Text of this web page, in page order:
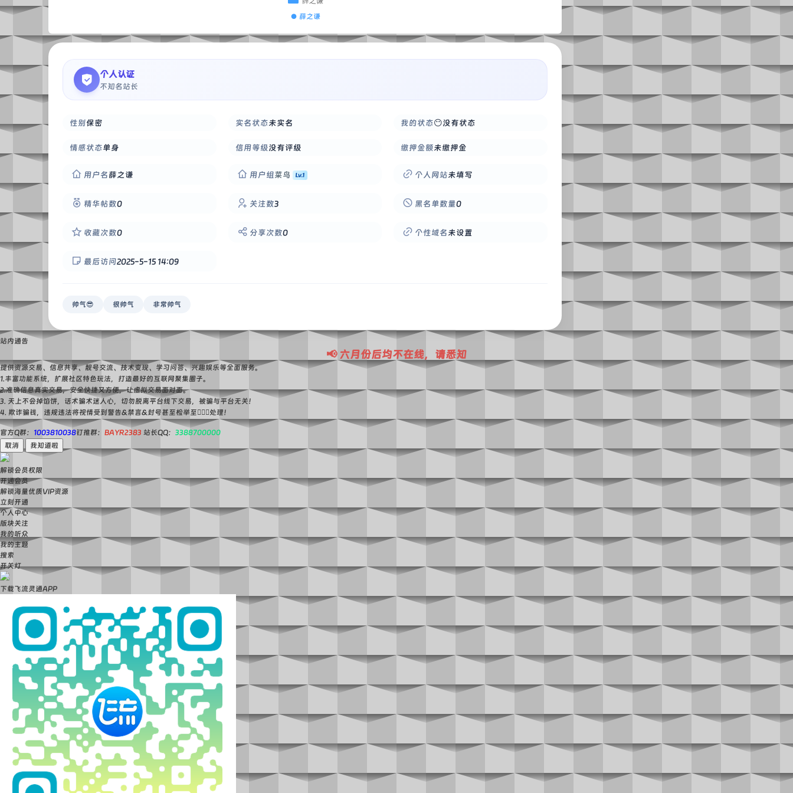
● 薛之谦
个人认证
不知名站长
性别保密 实名状态未实名 我的状态😶没有状态
情感状态单身 信用等级没有评级 缴押金额未缴押金
用户名薛之谦 用户组菜鸟 个人网站未填写
精华帖数0 关注数3 黑名单数量0
收藏次数0 分享次数0 个性域名未设置
最后访问2025-5-15 14:09
帅气😎 很帅气 非常帅气
站内通告
📢 六月份后均不在线，请悉知
提供资源交易、信息共享、靓号交流、技术变现、学习问答、兴趣娱乐等全面服务。
1.丰富功能系统，扩展社区特色玩法，打造最好的互联网聚集圈子。
2.准确信息真实交易，安全快捷又方便，让虚拟交易面对面。
3. 天上不会掉馅饼，话术骗术迷人心，切勿脱离平台线下交易，被骗与平台无关！
4. 欺诈骗钱，违规违法将视情受到警告&禁言&封号甚至检举至👮🏻‍♀️处理！
官方Q群： 1003810038钉推群： BAYR2383 站长QQ： 3388700000
取消
我知道啦
解锁会员权限
开通会员
解锁海量优质VIP资源
立刻开通
个人中心
版块关注
我的听众
我的主题
搜索
开关灯
下载飞流灵通APP